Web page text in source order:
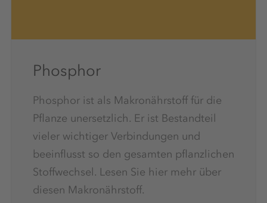
Phosphor
Phosphor ist als Makronährstoff für die
Pflanze unersetzlich. Er ist Bestandteil
vieler wichtiger Verbindungen und
beeinflusst so den gesamten pflanzlichen
Stoffwechsel. Lesen Sie hier mehr über
diesen Makronährstoff.